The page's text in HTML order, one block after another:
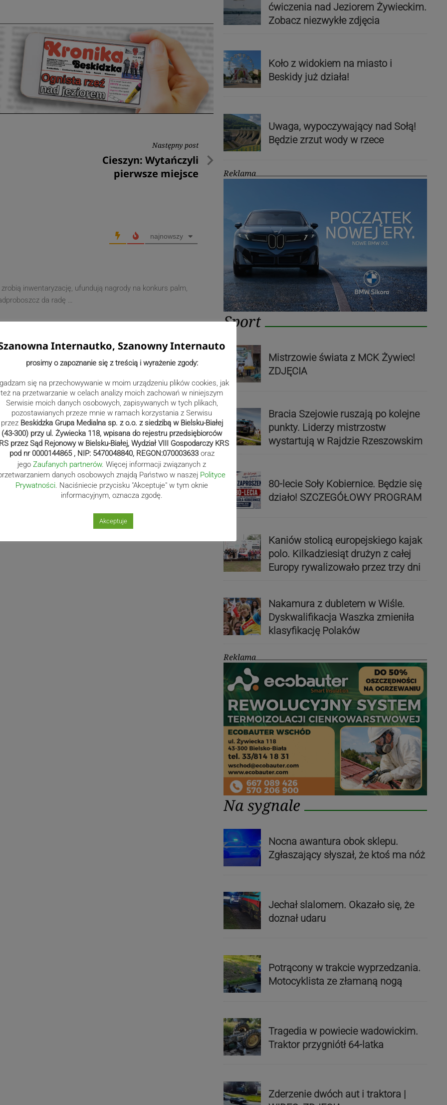
Następny post
Następny
post
Cieszyn: Wytańczyli
pierwsze miejsce
najnowszy
inwentaryzację, ufundują nagrody na konkurs palm,
da radę …
czy zleca gmina jak dziś jest powszechne?
ćwiczenia nad Jeziorem Żywieckim.
Zobacz niezwykłe zdjęcia
Koło z widokiem na miasto i
Beskidy już działa!
Uwaga, wypoczywający nad Sołą!
Będzie zrzut wody w rzece
Reklama
Sport
Mistrzowie świata z MCK Żywiec!
ZDJĘCIA
Bracia Szejowie ruszają po kolejne
punkty. Liderzy mistrzostw
wystartują w Rajdzie Rzeszowskim
80-lecie Soły Kobiernice. Będzie się
działo! SZCZEGÓŁOWY PROGRAM
Kaniów stolicą europejskiego kajak
polo. Kilkadziesiąt drużyn z całej
Europy rywalizowało przez trzy dni
Nakamura z dubletem w Wiśle.
Dyskwalifikacja Waszka zmieniła
klasyfikację Polaków
Reklama
Na sygnale
Nocna awantura obok sklepu.
Zgłaszający słyszał, że ktoś ma nóż
Jechał slalomem. Okazało się, że
doznał udaru
Potrącony w trakcie wyprzedzania.
Motocyklista ze złamaną nogą
Tragedia w powiecie wadowickim.
Traktor przygniótł 64-latka
Zderzenie dwóch aut i traktora |
Internautko, Szanowny Internauto
prosimy o zapoznanie się z treścią i wyrażenie zgody:
się na przechowywanie w moim urządzeniu plików cookies, jak
też na przetwarzanie w celach analizy moich zachowań w niniejszym
Serwisie moich danych osobowych, zapisywanych w tych plikach,
pozostawianych przeze mnie w ramach korzystania z Serwisu
przez Beskidzka Grupa Medialna sp. z o.o. z siedzibą w Bielsku-Białej
(43-300) przy ul. Żywiecka 118, wpisana do rejestru przedsiębiorców
przez Sąd Rejonowy w Bielsku-Białej, Wydział VIII Gospodarczy KRS
pod nr 0000144865 , NIP: 5470048840, REGON:070003633 oraz
jego Zaufanych partnerów. Więcej informacji związanych z
danych osobowych znajdą Państwo w naszej Polityce
Prywatności . Naciśniecie przycisku "Akceptuje" w tym oknie
informacyjnym, oznacza zgodę.
Akceptuje